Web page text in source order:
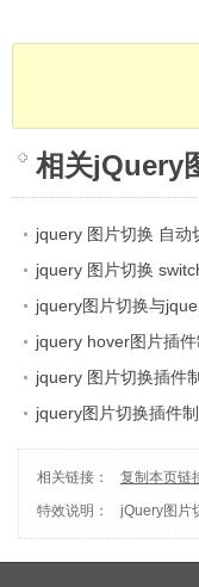
相关jQuery
jquery 图片切换 自动
右按钮与分页索引按钮
show/hide
jquery 图片切换
索引图片切换
jquery图片切换与
件结合特效
jquery hover图片插
图片效果
jquery 图片切换插件
按钮控制图片滚动、选
slide插件
jquery图片切换插件
相关链接： 复制本页链
特效说明：
jQuery图片